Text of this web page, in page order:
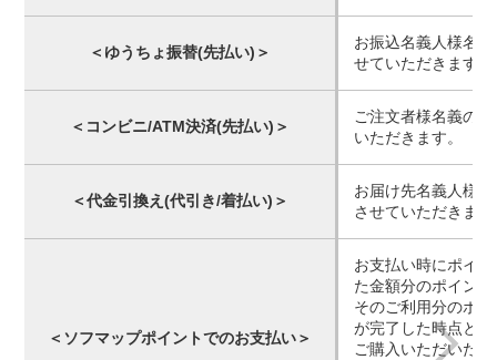
＜ゆうちょ振替(先払い)＞
お振込名義人様名
せていただきます。
＜コンビニ/ATM決済(先払い)＞
ご注文者様名義の
いただきます。
＜代金引換え(代引き/着払い)＞
お届け先名義人様
させていただきます
＜ソフマップポイントでのお支払い＞
お支払い時にポイ
た金額分のポイン
そのご利用分のポ
が完了した時点と
ご購入いただいた